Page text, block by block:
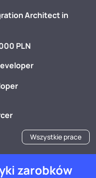
Architect in
PLN
Wszystkie prace
zarobków